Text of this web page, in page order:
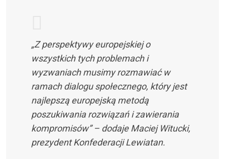
„Z perspektywy europejskiej o
wszystkich tych problemach i
wyzwaniach musimy rozmawiać w
ramach dialogu społecznego, który jest
najlepszą europejską metodą
poszukiwania rozwiązań i zawierania
kompromisów” – dodaje Maciej Witucki,
prezydent Konfederacji Lewiatan.